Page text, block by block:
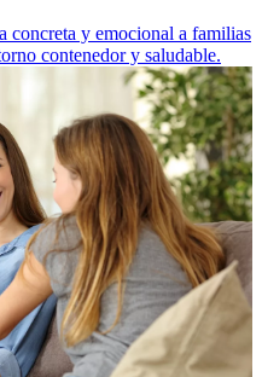
concreta y emocional a familias
contenedor y saludable.